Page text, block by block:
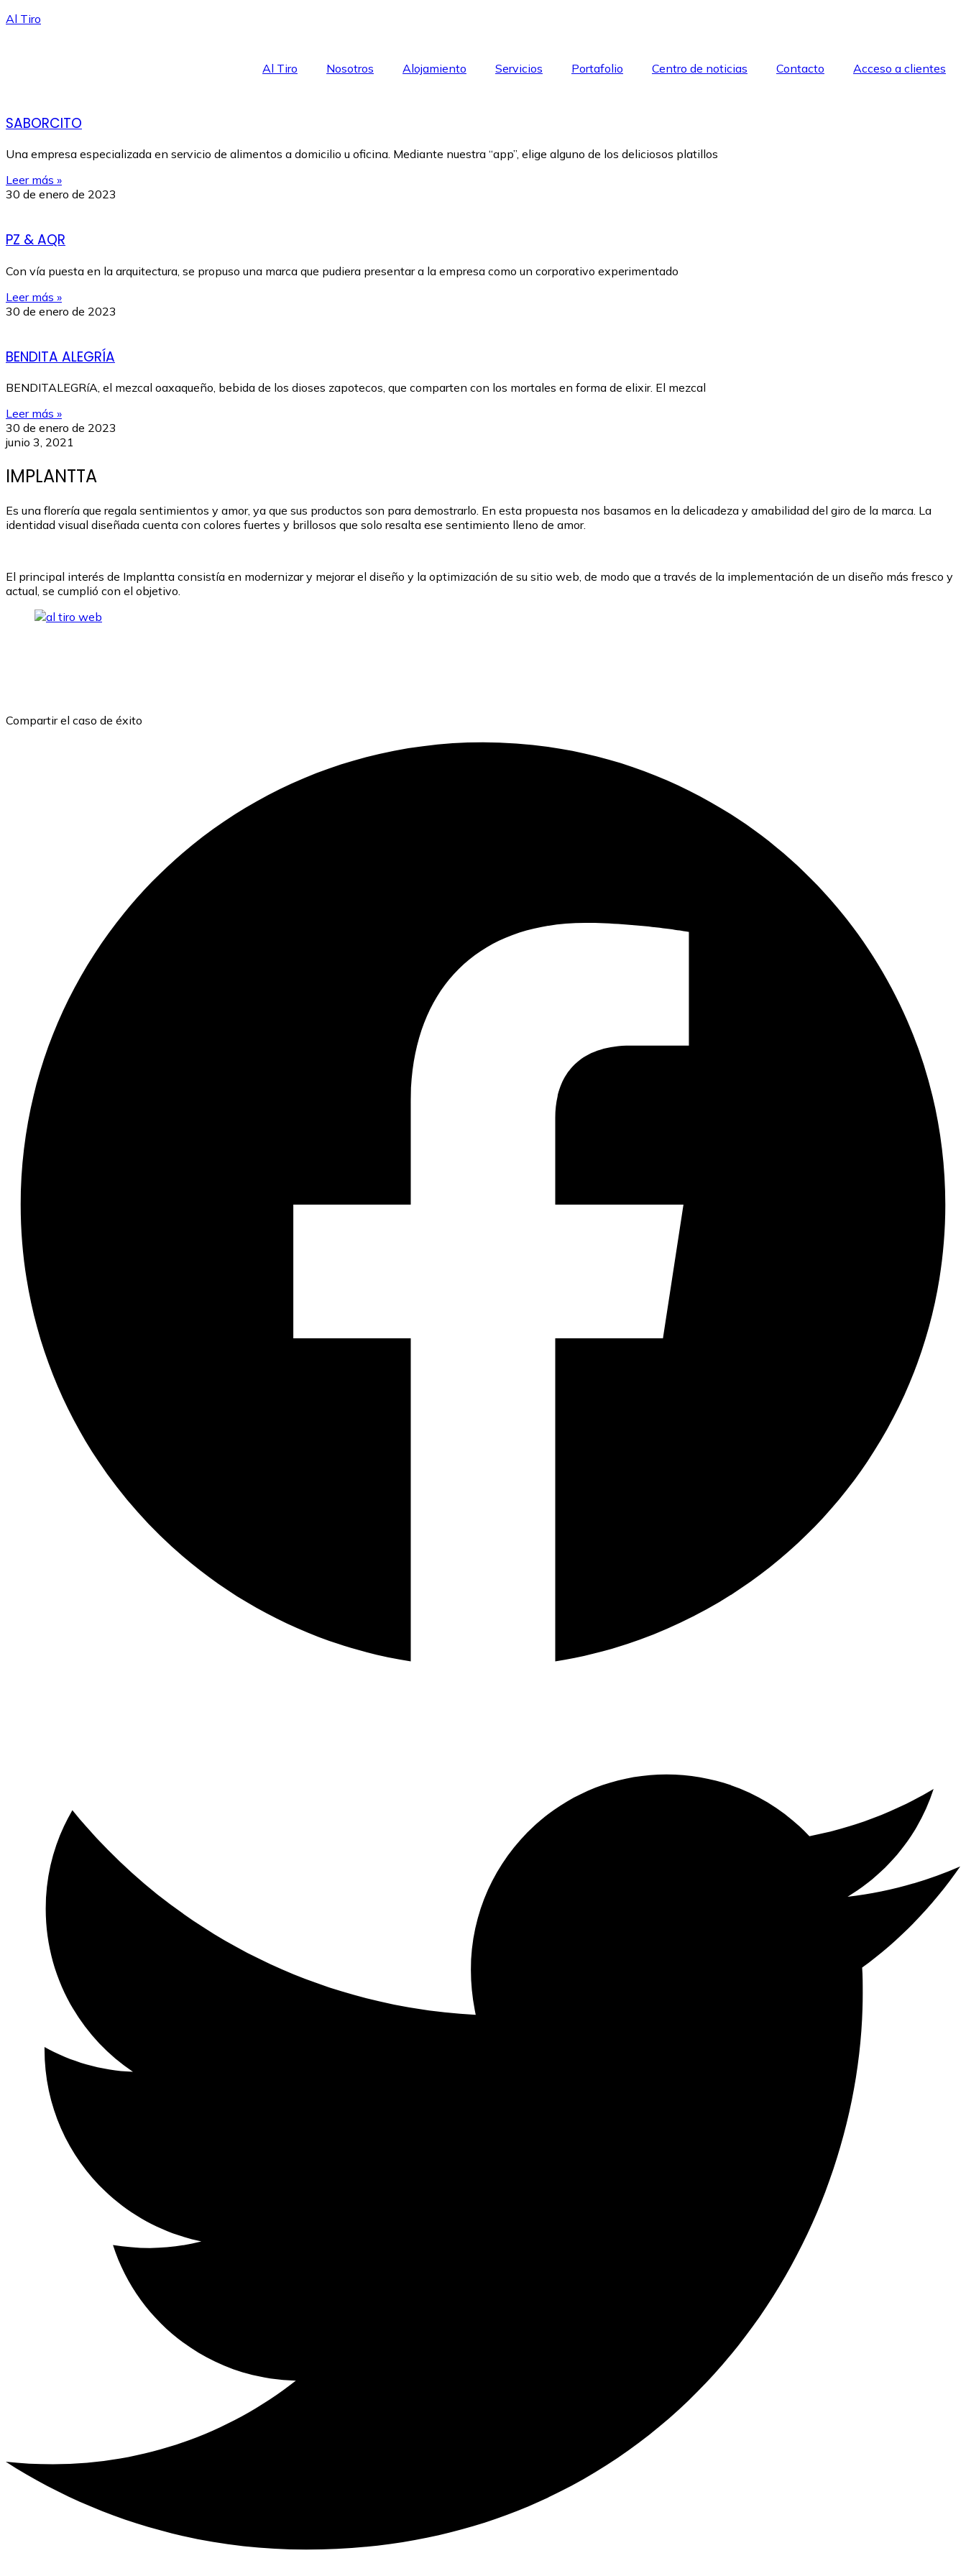
Al Tiro
Al Tiro Nosotros Alojamiento Servicios Portafolio Centro de noticias Contacto Acceso a clientes
SABORCITO
Una empresa especializada en servicio de alimentos a domicilio u oficina. Mediante nuestra “app”, elige alguno de los deliciosos platillos
Leer más »
30 de enero de 2023
PZ & AQR
Con vía puesta en la arquitectura, se propuso una marca que pudiera presentar a la empresa como un corporativo experimentado
Leer más »
30 de enero de 2023
BENDITA ALEGRÍA
BENDITALEGRíA, el mezcal oaxaqueño, bebida de los dioses zapotecos, que comparten con los mortales en forma de elixir. El mezcal
Leer más »
30 de enero de 2023
junio 3, 2021
IMPLANTTA
Es una florería que regala sentimientos y amor, ya que sus productos son para demostrarlo. En esta propuesta nos basamos en la delicadeza y amabilidad del giro de la marca. La
identidad visual diseñada cuenta con colores fuertes y brillosos que solo resalta ese sentimiento lleno de amor.
El principal interés de Implantta consistía en modernizar y mejorar el diseño y la optimización de su sitio web, de modo que a través de la implementación de un diseño más fresco y
actual, se cumplió con el objetivo.
Compartir el caso de éxito